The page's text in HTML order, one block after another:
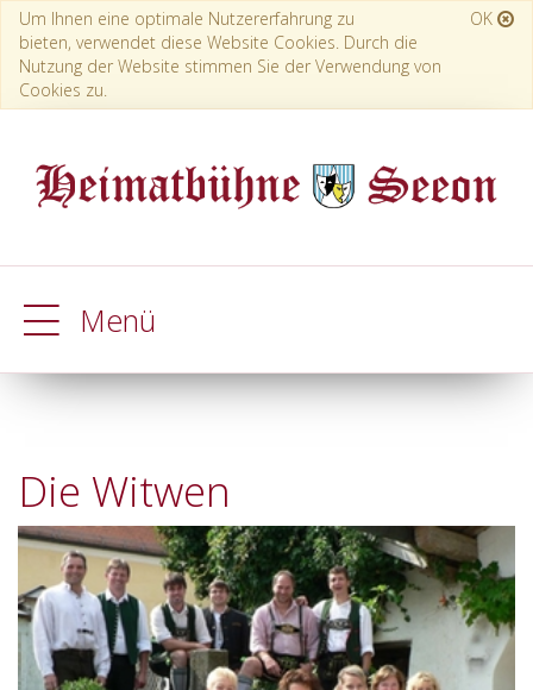
OK
Um Ihnen eine optimale Nutzererfahrung zu
bieten, verwendet diese Website Cookies. Durch die
Nutzung der Website stimmen Sie der Verwendung von
Cookies zu.
Menü
Die Witwen